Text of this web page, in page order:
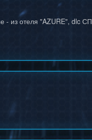
- из отеля "AZURE", dlc СП